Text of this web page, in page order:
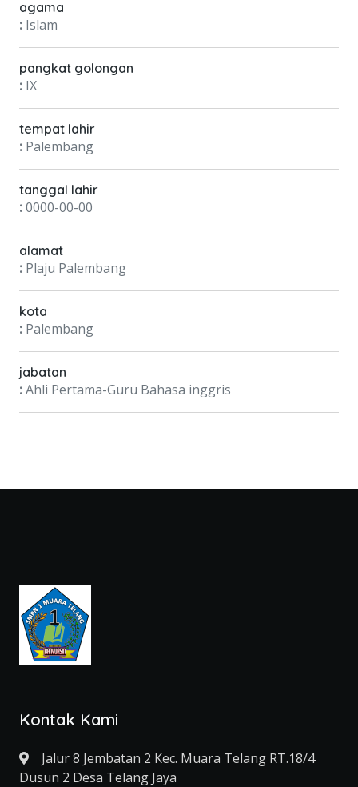
agama
: Islam
pangkat golongan
: IX
tempat lahir
: Palembang
tanggal lahir
:0000-00-00
alamat
: Plaju Palembang
kota
: Palembang
jabatan
:Ahli Pertama-Guru Bahasa inggris
Kontak Kami
Jalur 8 Jembatan 2 Kec. Muara Telang RT.18/4
Dusun 2 Desa Telang Jaya